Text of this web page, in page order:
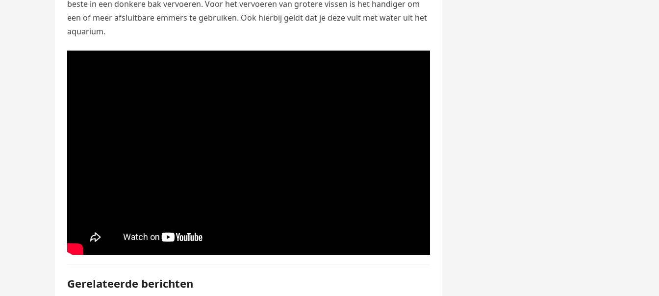
beste in een donkere bak vervoeren. Voor het vervoeren van grotere vissen is het handiger om
een of meer afsluitbare emmers te gebruiken. Ook hierbij geldt dat je deze vult met water uit het
aquarium.
Gerelateerde berichten